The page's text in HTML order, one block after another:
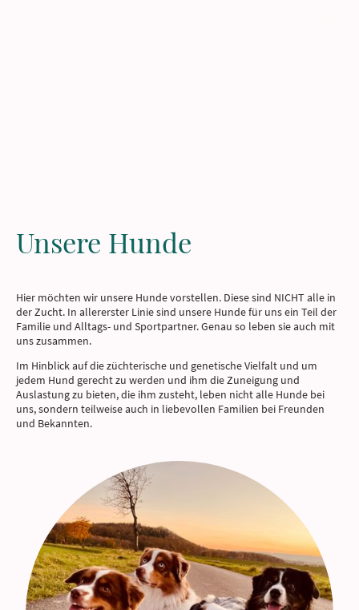
Unsere Hunde
Hier möchten wir unsere Hunde vorstellen. Diese sind NICHT alle in
der Zucht. In allererster Linie sind unsere Hunde für uns ein Teil der
Familie und Alltags- und Sportpartner. Genau so leben sie auch mit
uns zusammen.
Im Hinblick auf die züchterische und genetische Vielfalt und um
jedem Hund gerecht zu werden und ihm die Zuneigung und
Auslastung zu bieten, die ihm zusteht, leben nicht alle Hunde bei
uns, sondern teilweise auch in liebevollen Familien bei Freunden
und Bekannten.